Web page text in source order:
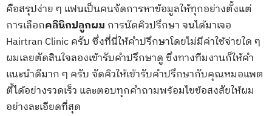
คือสรุปง่าย ๆ แฟนเป็นคนจัดการหาข้อมูลให้ทุกอย่างตั้งแต่
การเลือกคลินิกปลูกผม การนัดคิวปรึกษา จนได้มาเจอ
Hairtran Clinic ครับ ซึ่งที่นี่ให้คำปรึกษาโดยไม่มีค่าใช้จ่ายใด ๆ
ผมเลยตัดสินใจลองเข้ารับคำปรึกษาดู ซึ่งทางทีมงานก็ให้คำ
แนะนำดีมาก ๆ ครับ จัดคิวให้เข้ารับคำปรึกษากับคุณหมอแพต
ตี้ได้อย่างรวดเร็ว และตอบทุกคำถามพร้อมไขข้อสงสัยให้ผม
อย่างละเอียดที่สุด